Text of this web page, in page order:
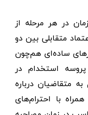
در هر مرحله از
متقابلی بین دو
ساده‌ای هم‌چون
استخدام در
متقاضیان درباره
با احترام‌های